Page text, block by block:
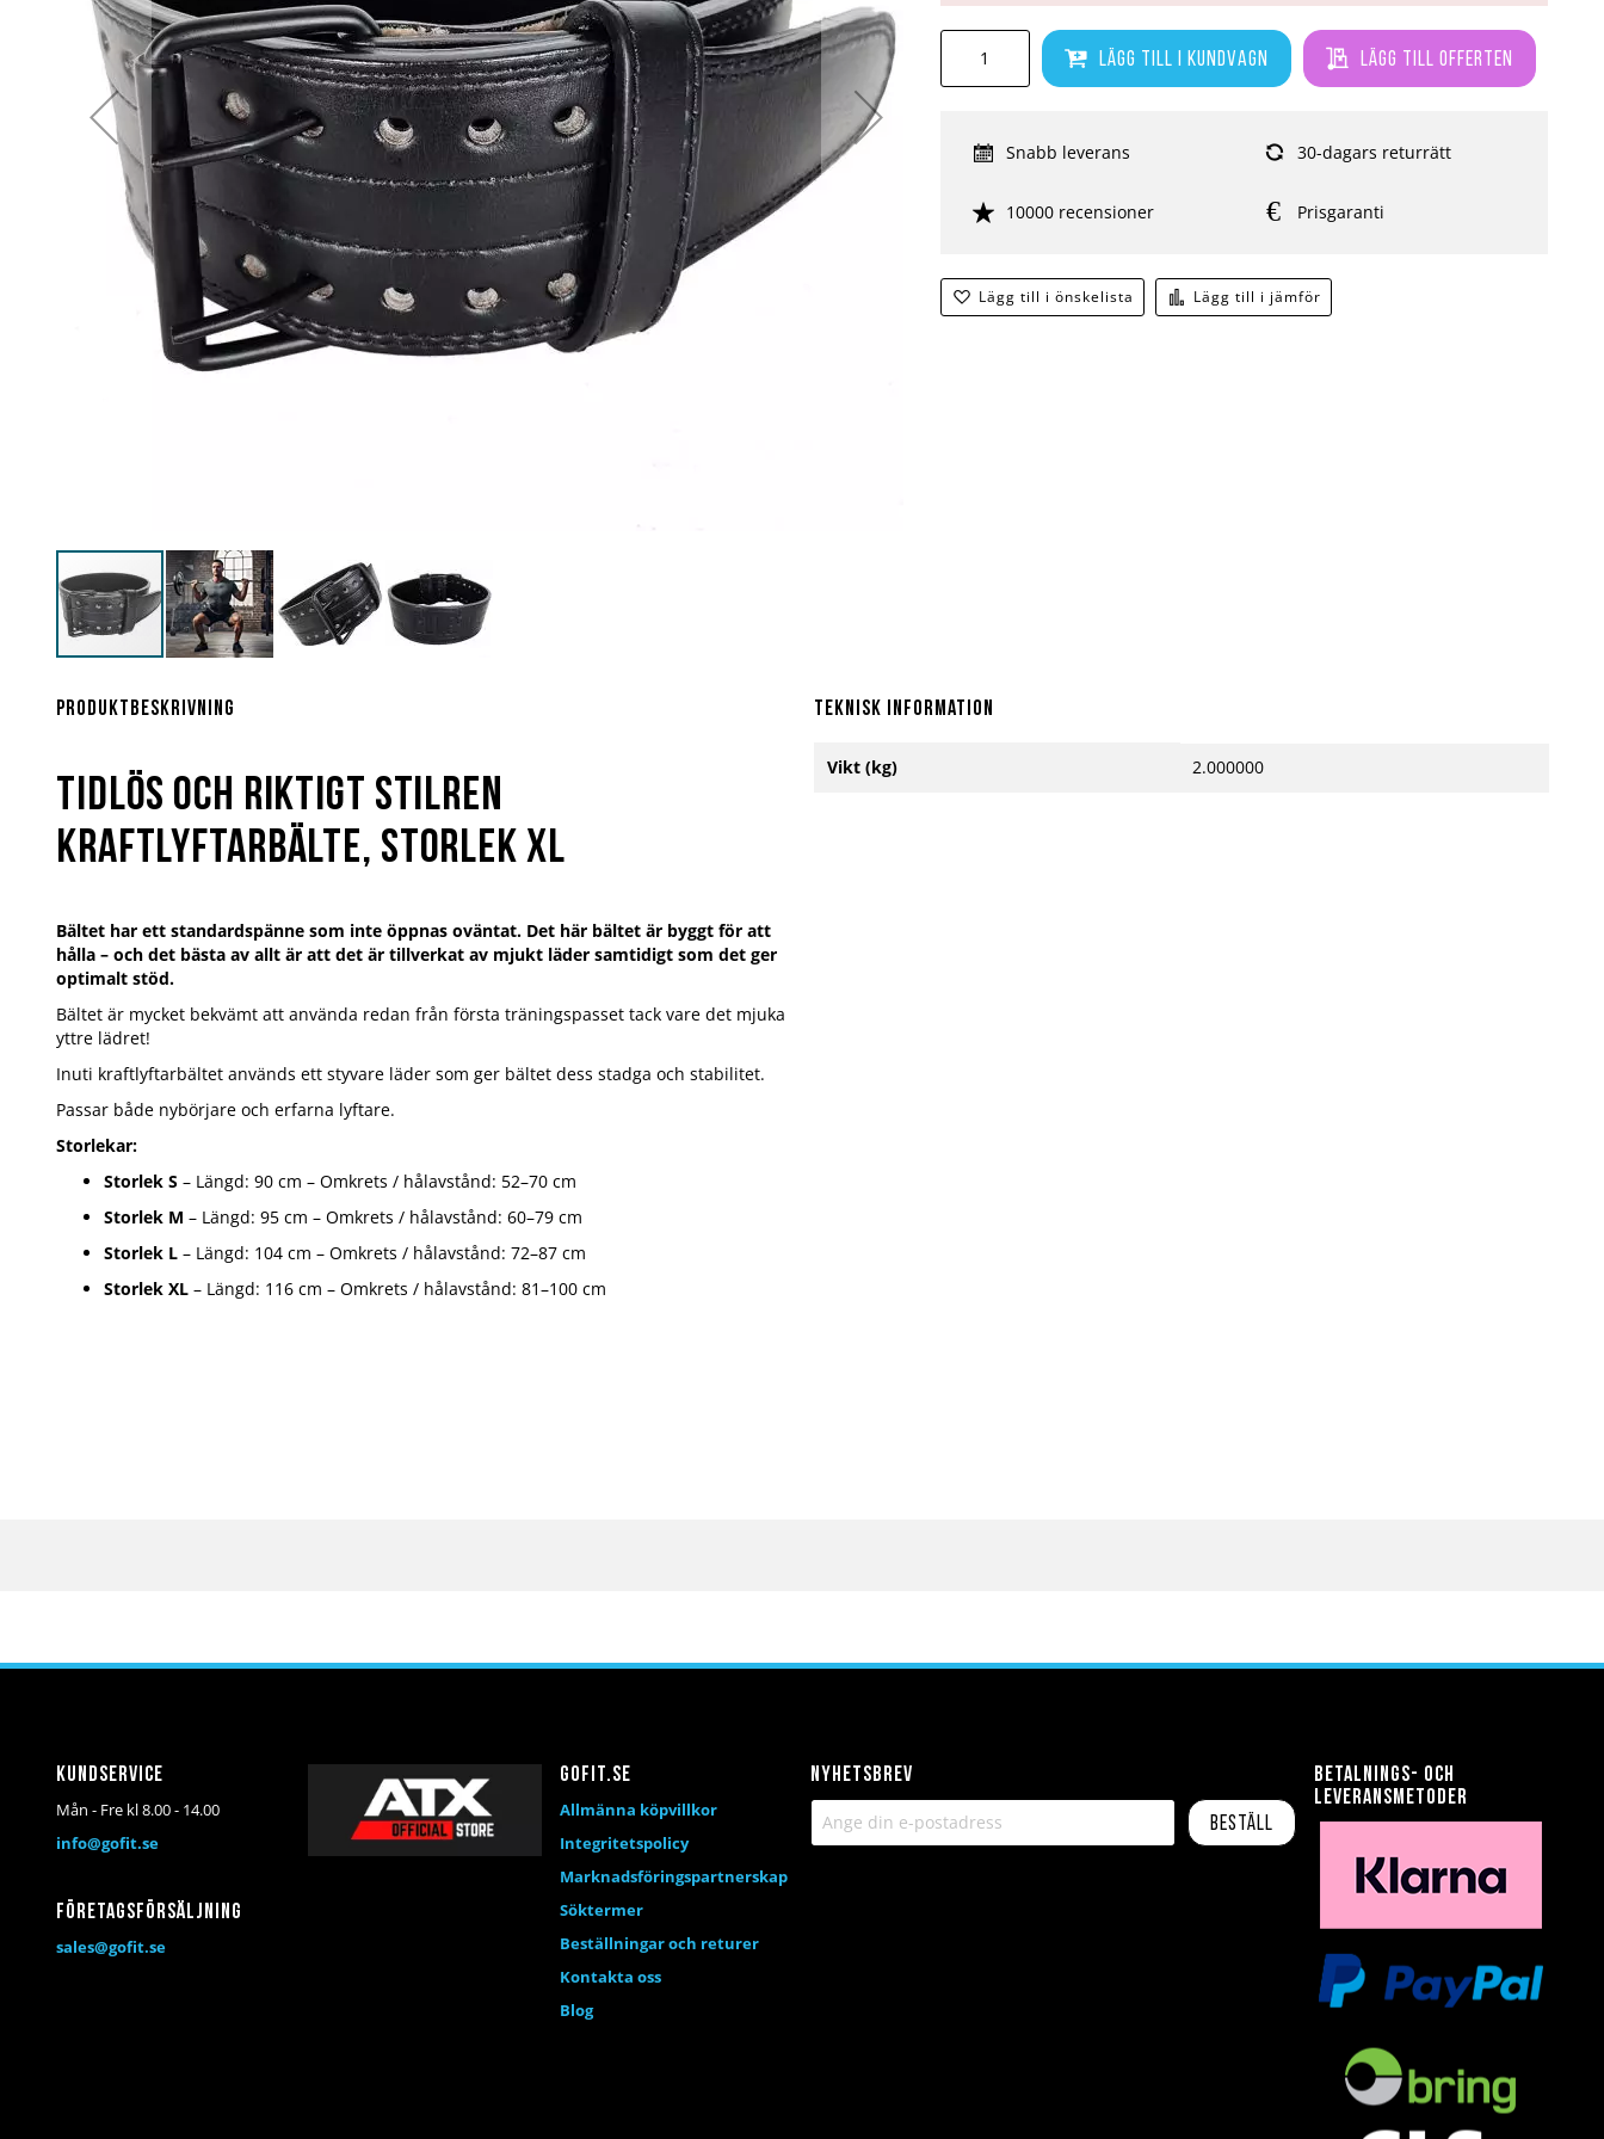
Lägg till i kundvagn Lägg till offerten
Lägg till i önskelista Lägg till i jämför
Snabb leverans 30-dagars returrätt
10000 recensioner Prisgaranti
början
Produktbeskrivning
Tidlös och riktigt stilren
kraftlyftarbälte, storlek XL
Bältet har ett standardspänne som inte öppnas oväntat. Det här bältet är byggt för att
hålla – och det bästa av allt är att det är tillverkat av mjukt läder samtidigt som det ger
optimalt stöd.
Bältet är mycket bekvämt att använda redan från första träningspasset tack vare det mjuka
yttre lädret!
Inuti kraftlyftarbältet används ett styvare läder som ger bältet dess stadga och stabilitet.
Passar både nybörjare och erfarna lyftare.
Storlekar:
Storlek S – Längd: 90 cm – Omkrets / hålavstånd: 52–70 cm
Storlek M – Längd: 95 cm – Omkrets / hålavstånd: 60–79 cm
Storlek L – Längd: 104 cm – Omkrets / hålavstånd: 72–87 cm
Storlek XL – Längd: 116 cm – Omkrets / hålavstånd: 81–100 cm
Teknisk information
information
Vikt (kg) 2.000000
Nyhetsbrev
Beställ
Kundservice
Mån - Fre kl 8.00 - 14.00
info@gofit.se
Företagsförsäljning
sales@gofit.se
Betalnings- och
leveransmetoder
Gofit.se
Allmänna köpvillkor
Integritetspolicy
Marknadsföringspartnerskap
Söktermer
Beställningar och returer
Kontakta oss
Blog